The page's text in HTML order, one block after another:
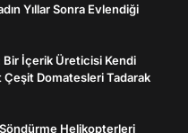
Yıllar Sonra Evlendiği
Bir İçerik Üreticisi Kendi
Domatesleri Tadarak
Helikopterleri